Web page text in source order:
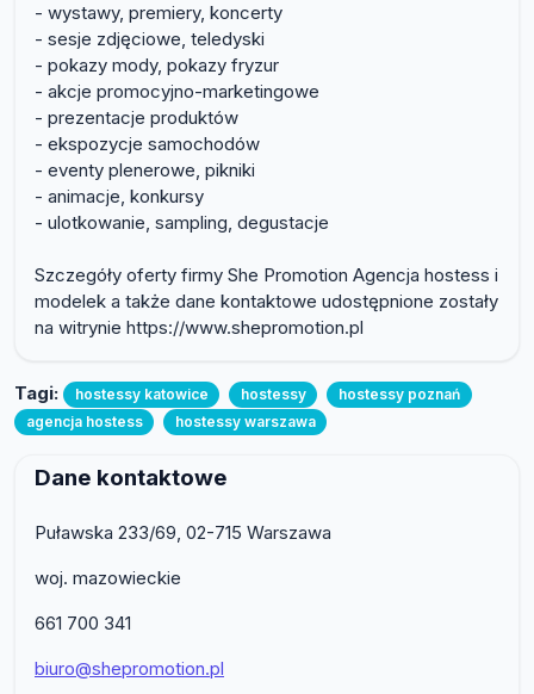
- wystawy, premiery, koncerty
- sesje zdjęciowe, teledyski
- pokazy mody, pokazy fryzur
- akcje promocyjno-marketingowe
- prezentacje produktów
- ekspozycje samochodów
- eventy plenerowe, pikniki
- animacje, konkursy
- ulotkowanie, sampling, degustacje
Szczegóły oferty firmy She Promotion Agencja hostess i
modelek a także dane kontaktowe udostępnione zostały
na witrynie https://www.shepromotion.pl
Tagi: hostessy katowice hostessy
hostessy poznań
agencja hostess
hostessy warszawa
Dane kontaktowe
Puławska 233/69, 02-715 Warszawa
woj. mazowieckie
661 700 341
biuro@shepromotion.pl